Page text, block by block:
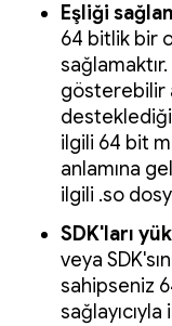
Eşliği
64 bitlik bir
gösterebilir
ilgili 64 bit
anlamına
ilgili .so
SDK'ları
veya
sahipseniz